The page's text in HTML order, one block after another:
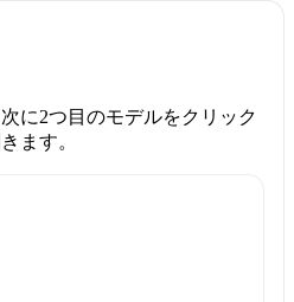
に2つ目のモデルをクリック
ます。